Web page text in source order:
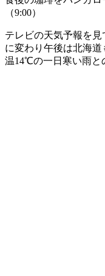
（9:00）
テレビの天気予報を
に変わり午後は北海
温14℃の一日寒い雨と